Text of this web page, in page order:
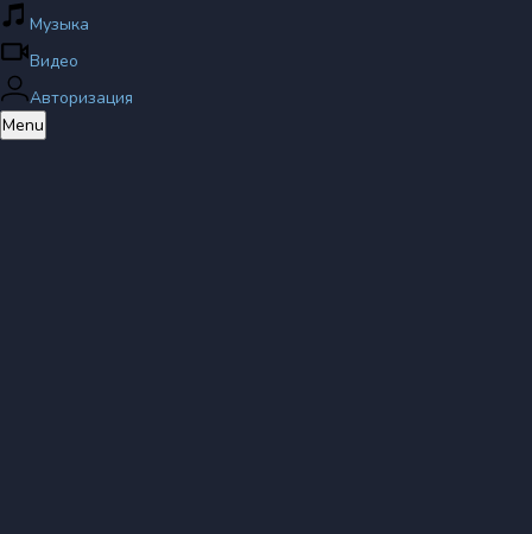
Музыка
Видео
Авторизация
Menu